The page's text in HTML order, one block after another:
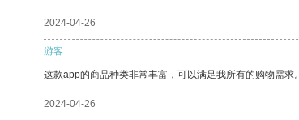
2024-04-26
游客
这款app的商品种类非常丰富，可以满足我所有的购物需求。
2024-04-26